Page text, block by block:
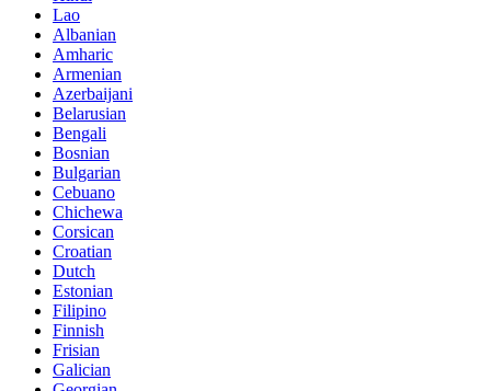
Lao
Albanian
Amharic
Armenian
Azerbaijani
Belarusian
Bengali
Bosnian
Bulgarian
Cebuano
Chichewa
Corsican
Croatian
Dutch
Estonian
Filipino
Finnish
Frisian
Galician